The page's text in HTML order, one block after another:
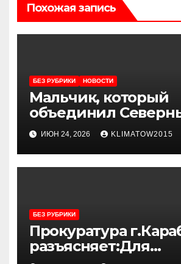
Похожая запись
БЕЗ РУБРИКИ НОВОСТИ
Мальчик, который
объединил
Кавказ
ИЮН 24, 2026 KLIMATOW2015
БЕЗ РУБРИКИ
Прокуратура
разъясняет:Для